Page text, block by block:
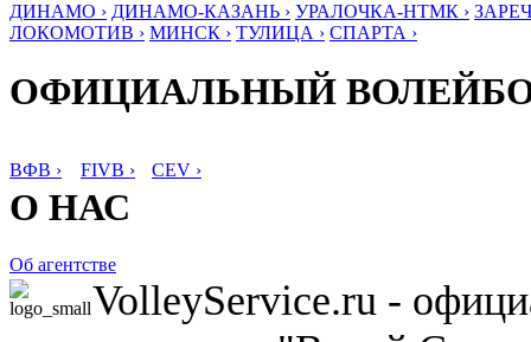
ДИНАМО › ДИНАМО-КАЗАНЬ › УРАЛОЧКА-НТМК ›
ЛОКОМОТИВ › МИНСК › ТУЛИЦА › СПАРТА ›
ОФИЦИАЛЬНЫЙ
ВФВ › FIVB › CEV ›
О НАС
Об агентстве
VolleyService.ru -